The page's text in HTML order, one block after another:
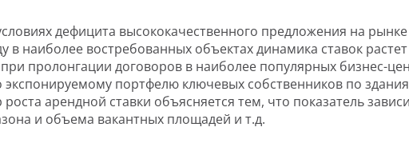
дефицита высококачественного предложения на
в наиболее востребованных объектах динамика ставок
пролонгации договоров в наиболее популярных бизнес-
экспонируемому портфелю ключевых собственников по
арендной ставки объясняется тем, что показатель
и объема вакантных площадей и т.д.